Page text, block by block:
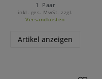
1 Paar
inkl. ges. MwSt. zzgl.
Versandkosten
Artikel anzeigen